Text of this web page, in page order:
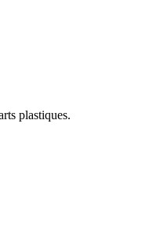
plastiques.